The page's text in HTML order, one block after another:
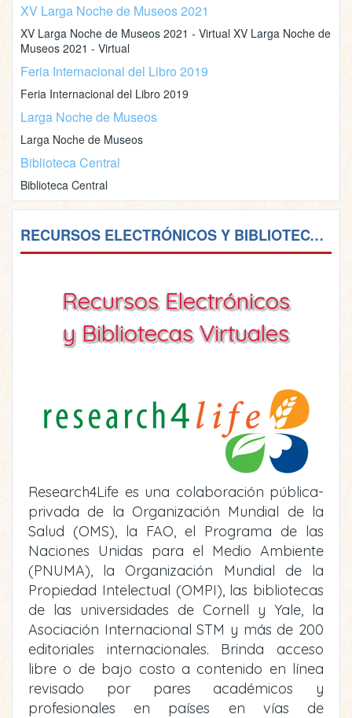
XV Larga Noche de Museos 2021
XV Larga Noche de Museos 2021 - Virtual XV Larga Noche de
Museos 2021 - Virtual
Feria Internacional del Libro 2019
Feria Internacional del Libro 2019
Larga Noche de Museos
Larga Noche de Museos
Biblioteca Central
Biblioteca Central
RECURSOS ELECTRÓNICOS Y BIBLIOTECAS VIRTUALES
Recursos Electrónicos
y Bibliotecas Virtuales
Research4Life es una colaboración pública-
privada de la Organización Mundial de la
Salud (OMS), la FAO, el Programa de las
Naciones Unidas para el Medio Ambiente
(PNUMA), la Organización Mundial de la
Propiedad Intelectual (OMPI), las bibliotecas
de las universidades de Cornell y Yale, la
Asociación Internacional STM y más de 200
editoriales internacionales. Brinda acceso
libre o de bajo costo a contenido en línea
revisado por pares académicos y
profesionales en países en vías de